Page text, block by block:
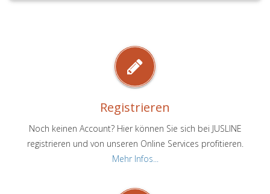
Registrieren
Noch keinen Account? Hier können Sie sich bei JUSLINE
registrieren und von unseren Online Services profitieren.
Mehr Infos...